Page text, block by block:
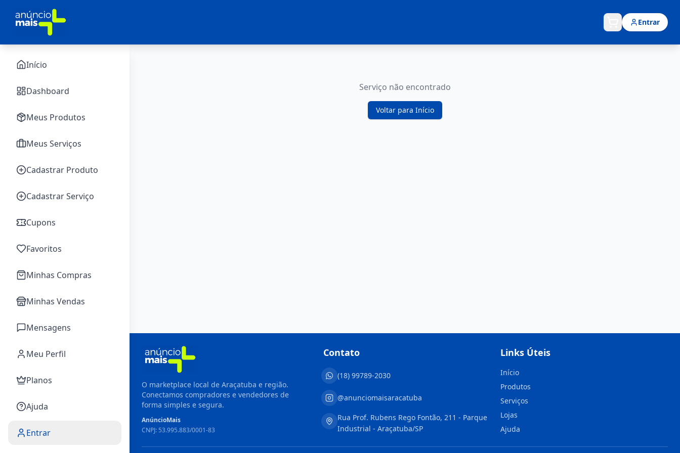
Entrar
Início
Dashboard
Meus Produtos
Meus Serviços
Cadastrar Produto
Cadastrar Serviço
Cupons
Favoritos
Minhas Compras
Minhas Vendas
Mensagens
Meu Perfil
Planos
Ajuda
Entrar
Serviço não encontrado
Voltar para Início
O marketplace local de Araçatuba e região.
Conectamos compradores e vendedores de
forma simples e segura.
AnúncioMais
CNPJ: 53.995.883/0001-83
Contato
(18) 99789-2030
@anunciomaisaracatuba
Rua Prof. Rubens Rego Fontão, 211 - Parque
Industrial - Araçatuba/SP
Links Úteis
Início
Produtos
Serviços
Lojas
Ajuda